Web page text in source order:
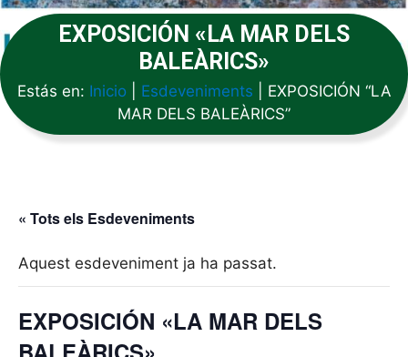
EXPOSICIÓN «LA MAR DELS
BALEÀRICS»
Estás en: Inicio| Esdeveniments
EXPOSICIÓN “LA
MAR DELS BALEÀRICS”
« Tots els Esdeveniments
Aquest esdeveniment ja ha passat.
EXPOSICIÓN «LA MAR DELS